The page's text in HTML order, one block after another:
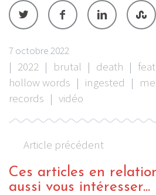
7 octobre 2022
| 2022 | brutal | death |
hollow words | ingested |
records | vidéo
Article précédent
Ces articles en
aussi vous intéresser...